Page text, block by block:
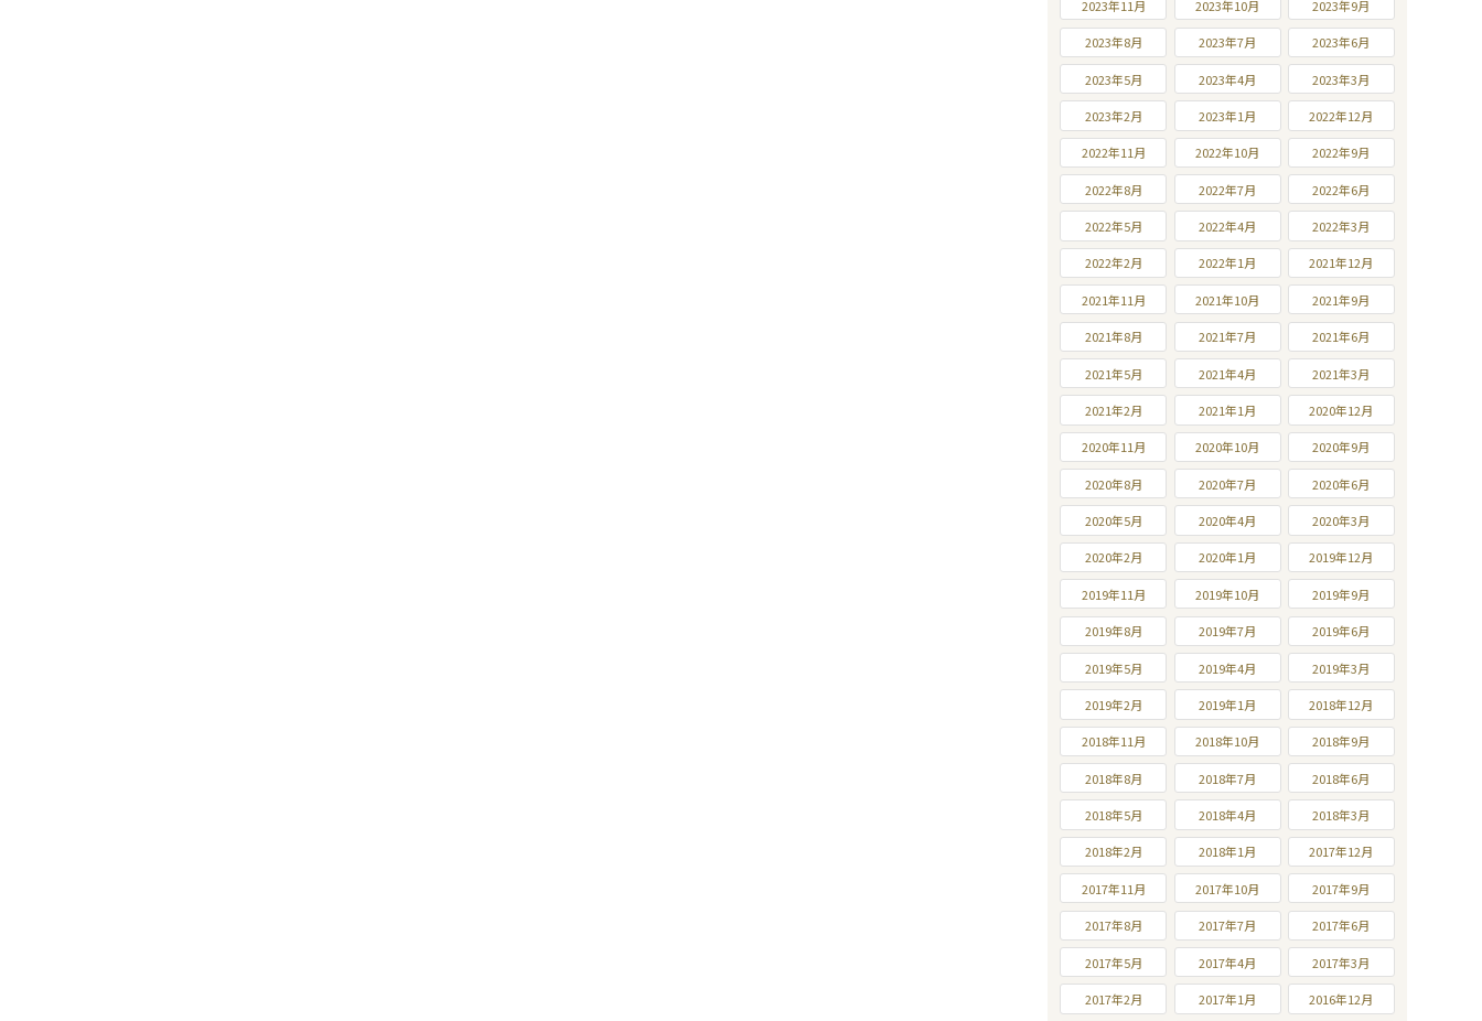
2023年11月 2023年10月 2023年9月
2023年8月 2023年7月 2023年6月
2023年5月 2023年4月 2023年3月
2023年2月 2023年1月 2022年12月
2022年11月 2022年10月 2022年9月
2022年8月 2022年7月 2022年6月
2022年5月 2022年4月 2022年3月
2022年2月 2022年1月 2021年12月
2021年11月 2021年10月 2021年9月
2021年8月 2021年7月 2021年6月
2021年5月 2021年4月 2021年3月
2021年2月 2021年1月 2020年12月
2020年11月 2020年10月 2020年9月
2020年8月 2020年7月 2020年6月
2020年5月 2020年4月 2020年3月
2020年2月 2020年1月 2019年12月
2019年11月 2019年10月 2019年9月
2019年8月 2019年7月 2019年6月
2019年5月 2019年4月 2019年3月
2019年2月 2019年1月 2018年12月
2018年11月 2018年10月 2018年9月
2018年8月 2018年7月 2018年6月
2018年5月 2018年4月 2018年3月
2018年2月 2018年1月 2017年12月
2017年11月 2017年10月 2017年9月
2017年8月 2017年7月 2017年6月
2017年5月 2017年4月 2017年3月
2017年2月 2017年1月 2016年12月